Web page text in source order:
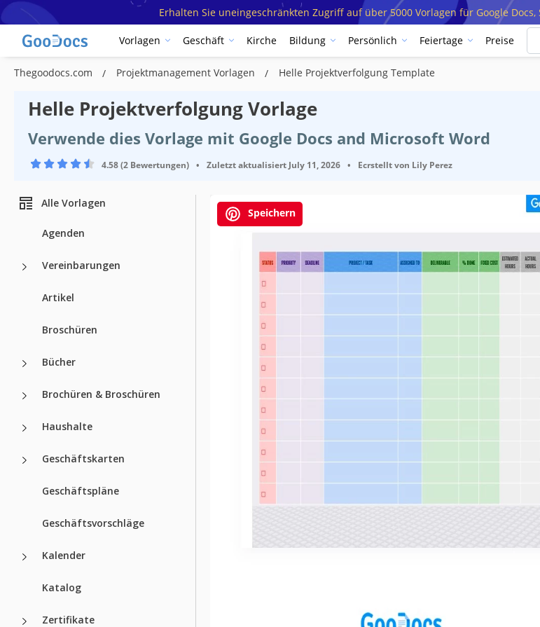
Erhalten Sie uneingeschränkten Zugriff auf über 5000 Vorlagen für Google Docs,
Vorlagen Geschäft Kirche Bildung Persönlich Feiertage Preise
Thegoodocs.com Projektmanagement Vorlagen Helle Projektverfolgung Template
Helle Projektverfolgung Vorlage
Verwende dies Vorlage mit Google Docs and Microsoft Word
4.58 (2 Bewertungen) • Zuletzt aktualisiert July 11, 2026 • Ecrstellt von Lily Perez
Alle Vorlagen
Agenden
Vereinbarungen
Artikel
Broschüren
Bücher
Brochüren & Broschüren
Haushalte
Geschäftskarten
Geschäftspläne
Geschäftsvorschläge
Kalender
Katalog
Zertifikate
Speichern